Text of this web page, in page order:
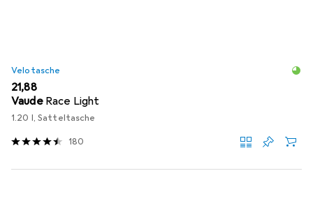
Velotasche
EUR
21,88
Vaude Race Light
1.20 l, Satteltasche
180